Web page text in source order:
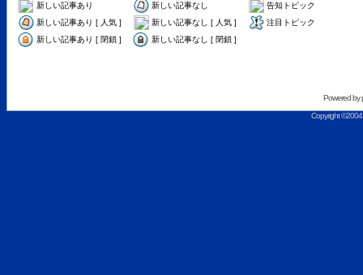
新しい記事あり 新しい記事なし
告知トピック
新しい記事あり [ 人気 ]
新しい記事なし [ 人気 ]
注目トピック
新しい記事あり [ 閉鎖 ]
新しい記事なし [ 閉鎖 ]
Powered by
Copyright ©2004